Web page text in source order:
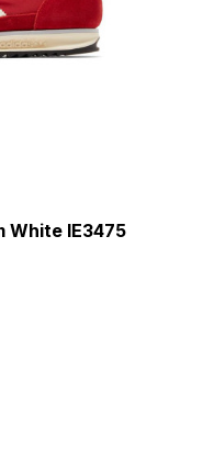
White IE3475